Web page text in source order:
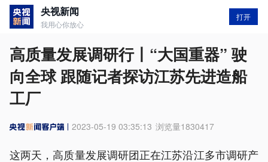
央视新闻
我用心你放心
打开
高质量发展调研行丨“大国重器” 驶
向全球 跟随记者探访江苏先进造船
工厂
2023-05-19 03:35:13 浏览量1830417
这两天，高质量发展调研团正在江苏沿江多市调研产